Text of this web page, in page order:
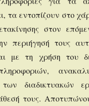
τα εντοπίζουν στο
στον
περιήγησή τους
με τη χρήση του
των διαδικτυακών
τους.